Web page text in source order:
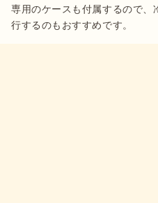
専用のケースも付属するので、